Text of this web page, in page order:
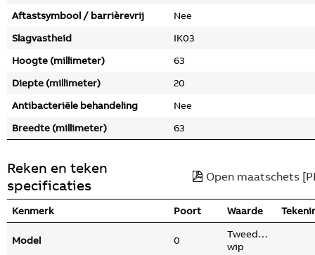
Aftastsymbool / barrièrevrij
Nee
Slagvastheid
IK03
Hoogte (millimeter)
63
Diepte (millimeter)
20
Antibacteriële behandeling
Nee
Breedte (millimeter)
63
Reken en teken
specificaties
Open maatschets
Kenmerk Poort Waarde
Model 0
Tweedelige
wip